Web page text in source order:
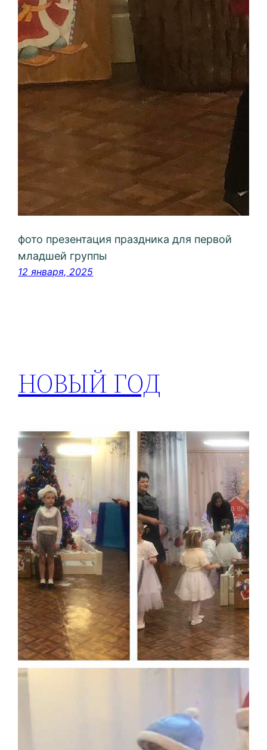
фото презентация праздника для первой
младшей группы
12 января, 2025
НОВЫЙ ГОД